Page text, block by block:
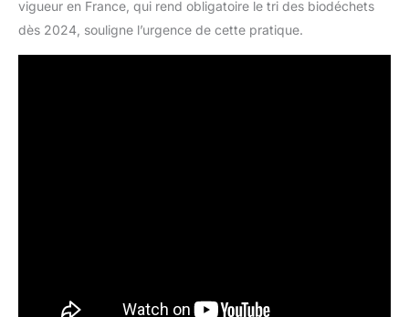
vigueur en France, qui rend obligatoire le tri des biodéchets
dès 2024, souligne l’urgence de cette pratique.